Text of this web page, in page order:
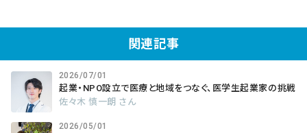
関連記事
2026/07/01
起業・NPO設立で医療と地域をつなぐ、医学生起業家の挑戦
佐々木 慎一朗 さん
2026/05/01